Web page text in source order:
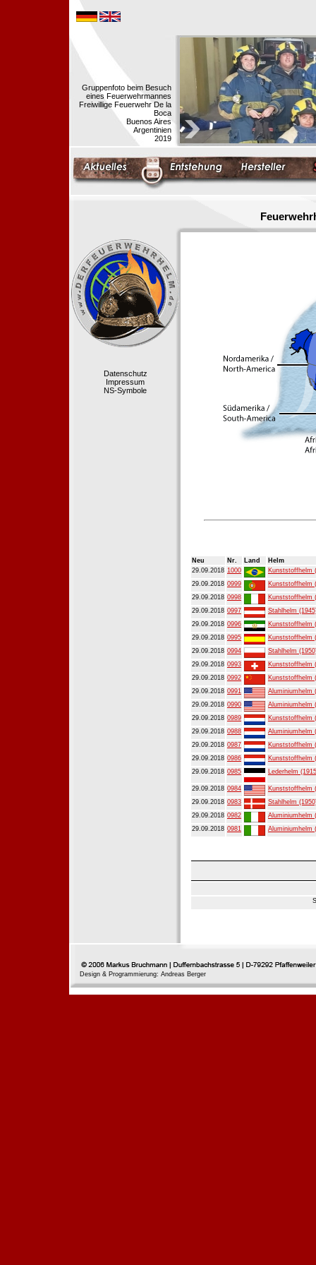
Gruppenfoto beim Besuch
eines Feuerwehrmannes
Freiwillige Feuerwehr De la
Boca
Buenos Aires
Argentinien
2019
Datenschutz
Impressum
NS-Symbole
Neu Nr. Land
Helm
29.09.2018 1000
Kunststoffhelm
29.09.2018 0999
Kunststoffhelm
29.09.2018 0998
Kunststoffhelm
29.09.2018 0997
Stahlhelm
29.09.2018 0996
Kunststoffhelm
29.09.2018 0995
Kunststoffhelm
29.09.2018 0994
Stahlhelm
29.09.2018 0993
Kunststoffhelm
29.09.2018 0992
Kunststoffhelm
29.09.2018 0991
Aluminiumhelm
29.09.2018 0990
Aluminiumhelm
29.09.2018 0989
Kunststoffhelm
29.09.2018 0988
Aluminiumhelm
29.09.2018 0987
Kunststoffhelm
29.09.2018 0986
Kunststoffhelm
29.09.2018 0985 Lederhelm
29.09.2018 0984
Kunststoffhelm
29.09.2018 0983
Stahlhelm
29.09.2018 0982
Aluminiumhelm
29.09.2018 0981 Aluminiumhelm
Design & Programmierung: Andreas Berger